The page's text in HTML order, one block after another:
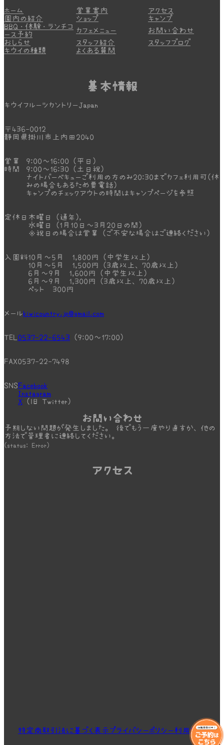
ホーム 営業案内
アクセス
園内の紹介
ショップ
キャンプ
BBQ・体験・ランチコ
ース予約
カフェメニュー
お問い合わせ
おしらせ
スタッフ紹介
スタッフブログ
キウイの種類
よくある質問
基本情報
キウイフルーツカントリーJapan
〒436-0012
静岡県掛川市上内田2040
営業
時間
9:00～16:00 (平日)
9:00～16:30 (土日祝)
ナイトバーベキューご利用の方のみ20:30までカフェ利用可(休
みの場合もあるため要電話)
キャンプのチェックアウトの時間はキャンプページを参照
定休日 木曜日 (通年)，
水曜日 (1月10日～3月20日の間)
※祝日の場合は営業 (ご不安な場合はご連絡ください)
入園料10月～5月 1,800円 (中学生以上)
10月～5月 1,500円 (3歳以上、70歳以上)
6月～9月 1,600円 (中学生以上)
6月～9月 1,300円 (3歳以上、70歳以上)
ペット 300円
メールkiwicountry.jp@gmail.com
TEL 0537-22-6543 (9:00～17:00)
FAX0537-22-7498
SNSFacebook
Instagram
X (旧 Twitter)
お問い合わせ
予期しない問題が発生しました。 後でもう一度やり直すか、他の
方法で管理者に連絡してください。
(status: Error)
アクセス
特定商取引法に基づく表示プライバシーポリシー利用規約